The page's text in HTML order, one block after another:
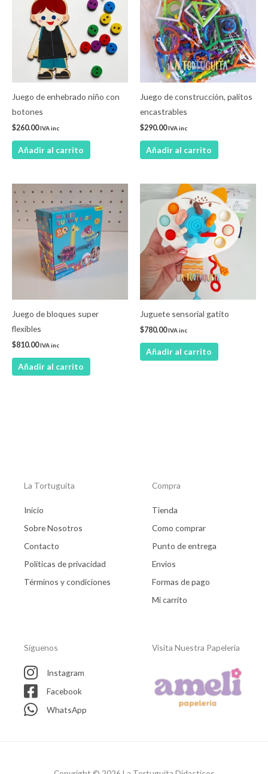
Juego de enhebrado niño con
botones
$260.00IVA inc
Añadir al carrito
Juego de construcción, palitos
encastrables
$290.00IVA inc
Añadir al carrito
Juego de bloques super
flexibles
$810.00IVA inc
Añadir al carrito
Juguete sensorial gatito
$780.00IVA inc
Añadir al carrito
La Tortuguita
Inicio
Sobre Nosotros
Contacto
Politicas de privacidad
Términos y condiciones
Compra
Tienda
Como comprar
Punto de entrega
Envios
Formas de pago
Mi carrito
Síguenos
Instagram
Facebook
WhatsApp
Visita Nuestra Papeleria